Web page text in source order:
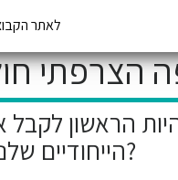
לאתרSearch
הצרפתי
הראשון
הייחודיים שלנו?